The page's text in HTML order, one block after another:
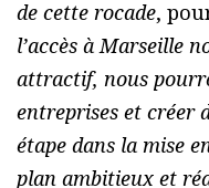
de cette rocade,
l’accès à Marseille
attractif, nous
entreprises et créer
étape dans la mise
plan ambitieux et